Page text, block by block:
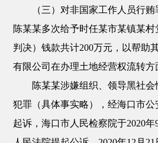
（三）对非国家工作人员行贿
陈某某多次给予时任某市某镇某
判决）钱款共计200万元，以帮助
有限公司在办理土地经营权流转方
陈某某涉嫌组织、领导黑社
犯罪（具体事实略），经海口市
起诉，海口市人民检察院于2020